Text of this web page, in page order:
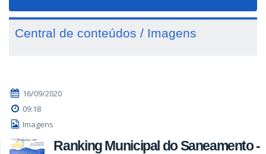
Central de conteúdos / Imagens
16/09/2020
09:18
Imagens
Ranking Municipal do Saneamento -